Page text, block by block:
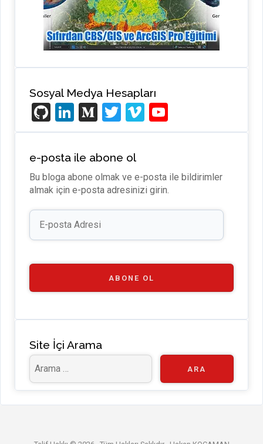
Sosyal Medya Hesapları
Gi
t
H
u
b
Li
n
ke
dI
n
M
e
di
u
m
T
wi
tt
er
Vi
m o
T
u
b
C
h
n
n
e-posta ile abone ol
Bu bloga abone olmak ve e-posta ile bildirimler
almak için e-posta adresinizi girin.
E-
posta
ABONE OL
Site İçi Arama